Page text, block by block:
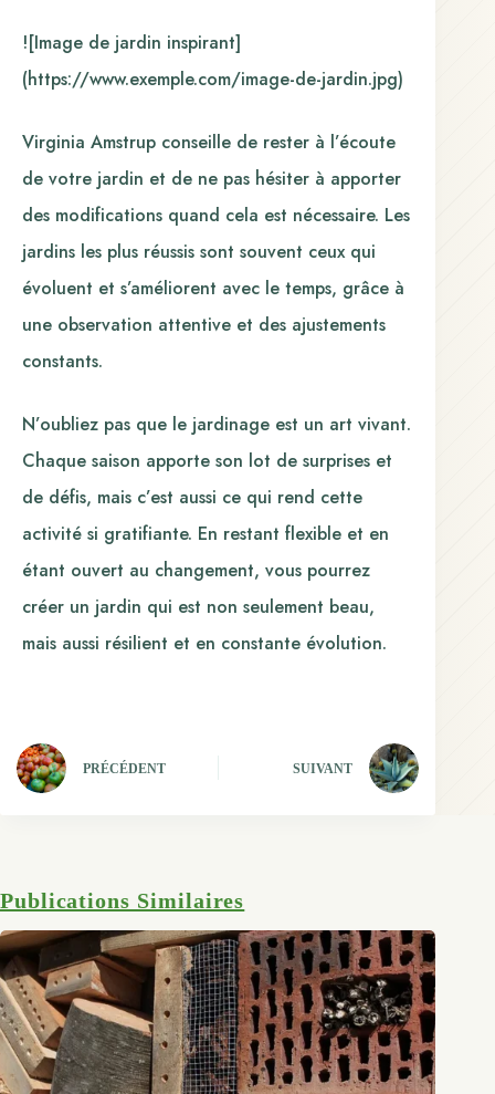
![Image de jardin inspirant]
(https://www.exemple.com/image-de-jardin.jpg)
Virginia Amstrup conseille de rester à l’écoute
de votre jardin et de ne pas hésiter à apporter
des modifications quand cela est nécessaire. Les
jardins les plus réussis sont souvent ceux qui
évoluent et s’améliorent avec le temps, grâce à
une observation attentive et des ajustements
constants.
N’oubliez pas que le jardinage est un art vivant.
Chaque saison apporte son lot de surprises et
de défis, mais c’est aussi ce qui rend cette
activité si gratifiante. En restant flexible et en
étant ouvert au changement, vous pourrez
créer un jardin qui est non seulement beau,
mais aussi résilient et en constante évolution.
PRÉCÉDENT SUIVANT
Publications Similaires